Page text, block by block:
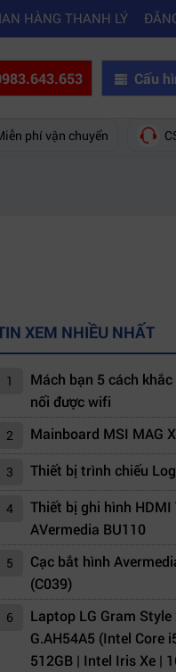
bạn 5 cách khắc phục
HÀNG THANH LÝ
Cấu
phí vận chuyển
XEM NHIỀU NHẤT
1
Mách bạn 5 cách
nối được wifi
2 Mainboard MSI MAG
3 Thiết bị trình chiếu
4
Thiết bị ghi hình HDMI
AVermedia BU110
5
Cạc bắt hình
(C039)
6
Laptop LG Gram
G.AH54A5 (Intel Core
512GB | Intel Iris Xe |